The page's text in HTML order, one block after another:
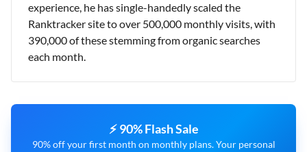
experience, he has single-handedly scaled the
Ranktracker site to over 500,000 monthly visits, with
390,000 of these stemming from organic searches
each month.
⚡ 90% Flash Sale
90% off your first month on monthly plans. Your personal